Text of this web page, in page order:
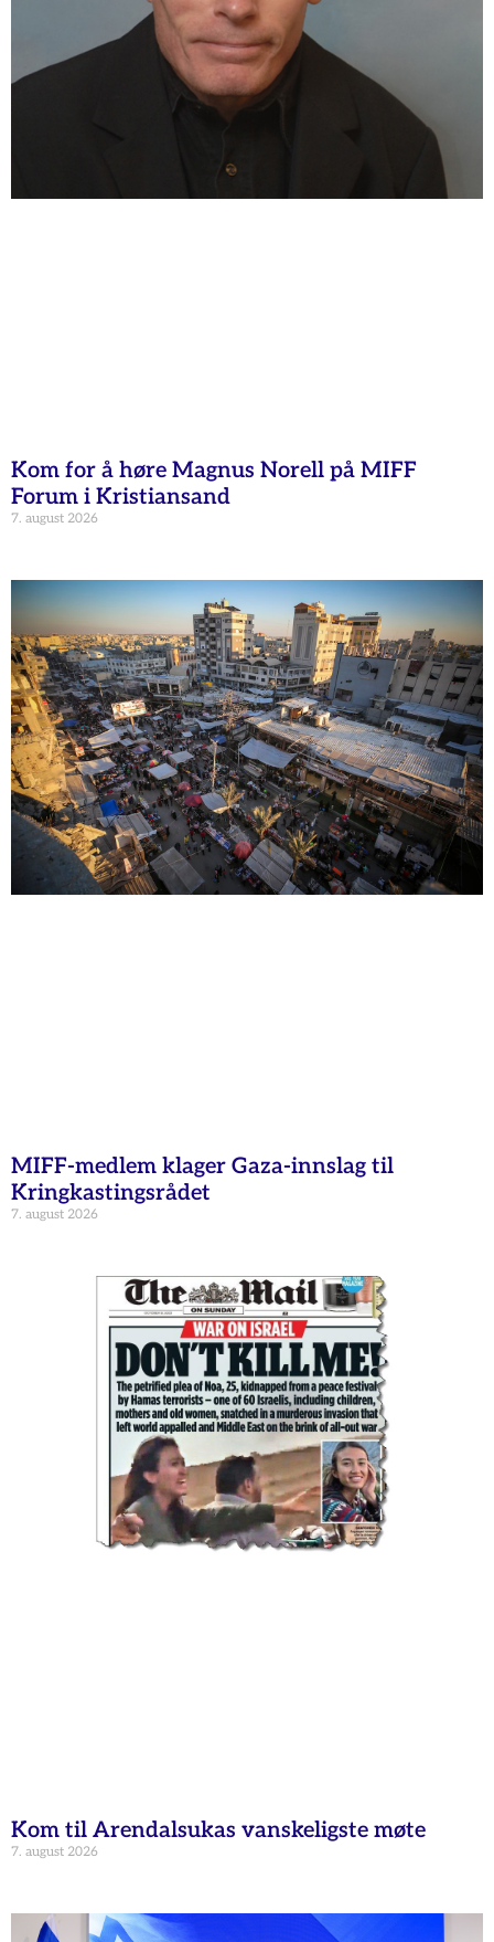
Kom for å høre Magnus Norell på MIFF
Forum i Kristiansand
7. august 2026
MIFF-medlem klager Gaza-innslag til
Kringkastingsrådet
7. august 2026
Kom til Arendalsukas vanskeligste møte
7. august 2026